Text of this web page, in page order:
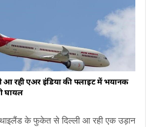
आ रही एअर इंडिया की फ्लाइट में भयानक
घायल
थाइलैंड के फुकेत से दिल्ली आ रही एक उड़ान